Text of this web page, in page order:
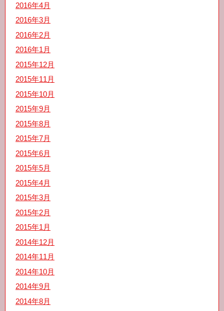
2016年4月
2016年3月
2016年2月
2016年1月
2015年12月
2015年11月
2015年10月
2015年9月
2015年8月
2015年7月
2015年6月
2015年5月
2015年4月
2015年3月
2015年2月
2015年1月
2014年12月
2014年11月
2014年10月
2014年9月
2014年8月